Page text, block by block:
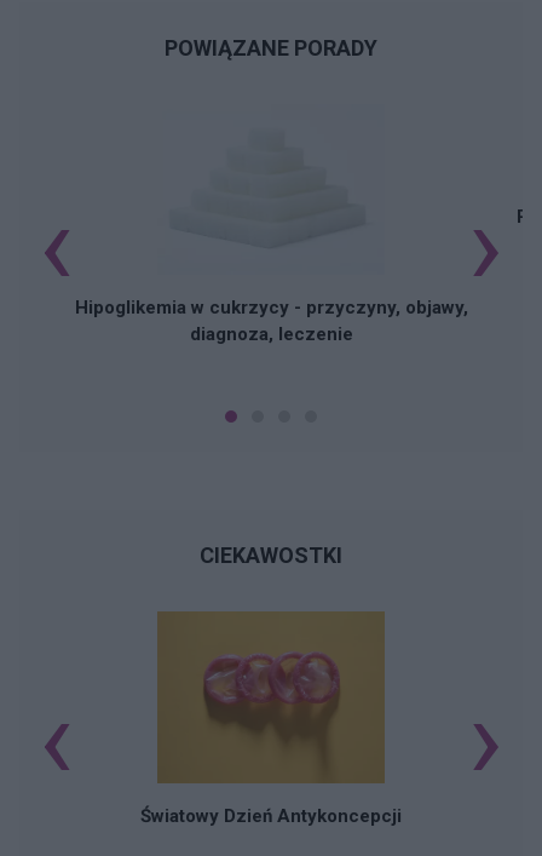
POWIĄZANE PORADY
Hipoglikemia w cukrzycy - przyczyny, objawy,
diagnoza, leczenie
‹ ›
CIEKAWOSTKI
Światowy Dzień Antykoncepcji
‹ ›